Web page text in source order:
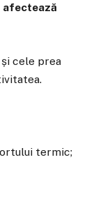
afectează
cele prea
termic;